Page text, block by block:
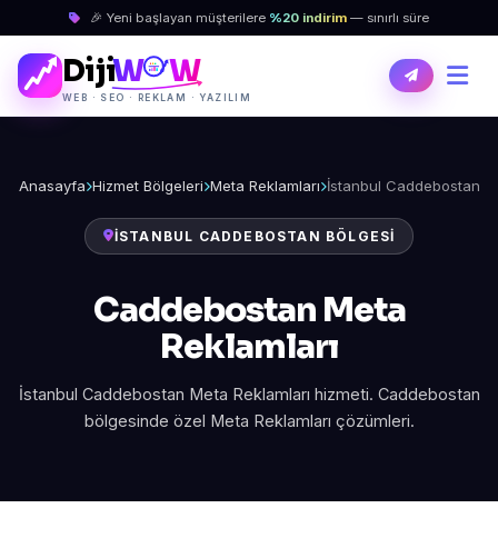
🎉 Yeni başlayan müşterilere %20 indirim — sınırlı süre
DijiW W
WEB · SEO · REKLAM · YAZILIM
Anasayfa Hizmet Bölgeleri Meta Reklamları İstanbul Caddebostan
İSTANBUL CADDEBOSTAN BÖLGESI
Caddebostan Meta
Reklamları
İstanbul Caddebostan Meta Reklamları hizmeti. Caddebostan
bölgesinde özel Meta Reklamları çözümleri.